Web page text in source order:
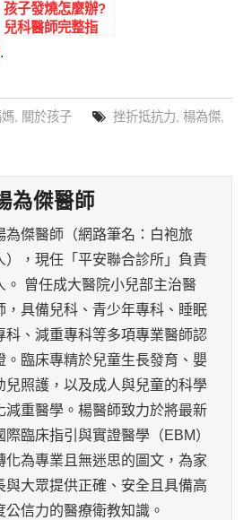
孩子發燒怎麼辦?
兒科醫師完整指
.
, 關於孩子 挫折抵抗力 楊為傑,
為傑醫師
為傑醫師（網路筆名：白袍旅
），現任「平安聯合診所」負責
。 曾任成大醫院小兒部主治醫
，具備兒科、青少年專科、睡眠
科、減重專科等多項專業醫師認
。臨床專精於兒童生長發育、嬰
兒照護，以及成人與兒童的科學
減重醫學。楊醫師致力於將最新
際臨床指引與實證醫學（EBM）
化為專業且無迷思的圖文，為家
與大眾提供正確、安全且具備高
公信力的醫療衛教知識。